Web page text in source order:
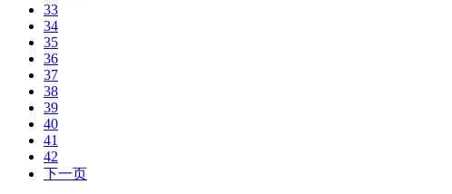
33
34
35
36
37
38
39
40
41
42
下一页